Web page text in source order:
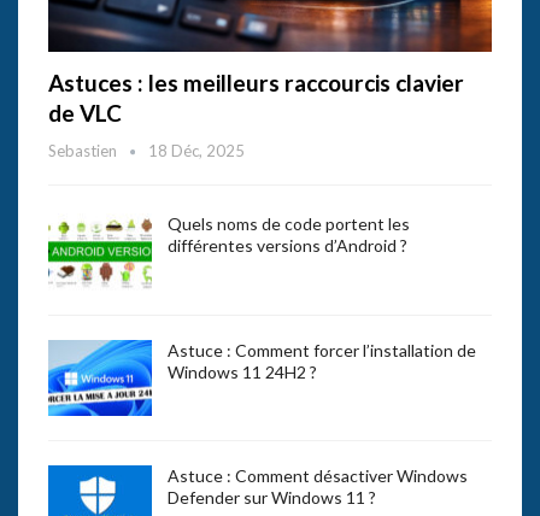
Astuces : les meilleurs raccourcis clavier
de VLC
Sebastien 18 Déc, 2025
Quels noms de code portent les
différentes versions d’Android ?
Astuce : Comment forcer l’installation de
Windows 11 24H2 ?
Astuce : Comment désactiver Windows
Defender sur Windows 11 ?